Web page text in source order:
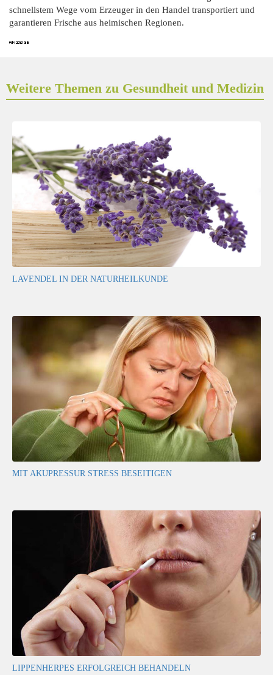
schnellstem Wege vom Erzeuger in den Handel transportiert und
garantieren Frische aus heimischen Regionen.
Weitere Themen zu Gesundheit und Medizin
LAVENDEL IN DER NATURHEILKUNDE
MIT AKUPRESSUR STRESS BESEITIGEN
LIPPENHERPES ERFOLGREICH BEHANDELN